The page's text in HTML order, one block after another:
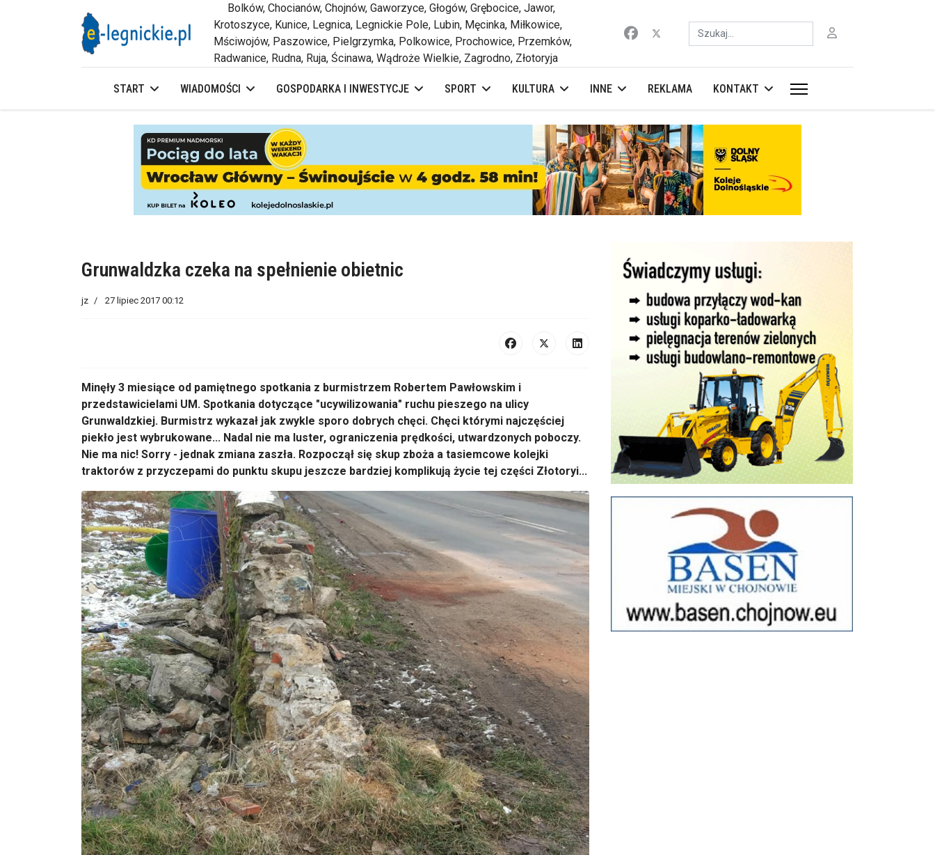
Bolków, Chocianów, Chojnów, Gaworzyce, Głogów, Grębocice, Jawor,
Krotoszyce, Kunice, Legnica, Legnickie Pole, Lubin, Męcinka, Miłkowice,
Mściwojów, Paszowice, Pielgrzymka, Polkowice, Prochowice, Przemków,
Radwanice, Rudna, Ruja, Ścinawa, Wądroże Wielkie, Zagrodno, Złotoryja
Szukaj
START WIADOMOŚCI GOSPODARKA I INWESTYCJE SPORT KULTURA INNE REKLAMA KONTAKT
Grunwaldzka czeka na spełnienie obietnic
jz 27 lipiec 2017 00:12
Minęły 3 miesiące od pamiętnego spotkania z burmistrzem Robertem Pawłowskim i
przedstawicielami UM. Spotkania dotyczące "ucywilizowania" ruchu pieszego na ulicy
Grunwaldzkiej. Burmistrz wykazał jak zwykle sporo dobrych chęci. Chęci którymi najczęściej
piekło jest wybrukowane... Nadal nie ma luster, ograniczenia prędkości, utwardzonych poboczy.
Nie ma nic! Sorry - jednak zmiana zaszła. Rozpoczął się skup zboża a tasiemcowe kolejki
traktorów z przyczepami do punktu skupu jeszcze bardziej komplikują życie tej części Złotoryi...